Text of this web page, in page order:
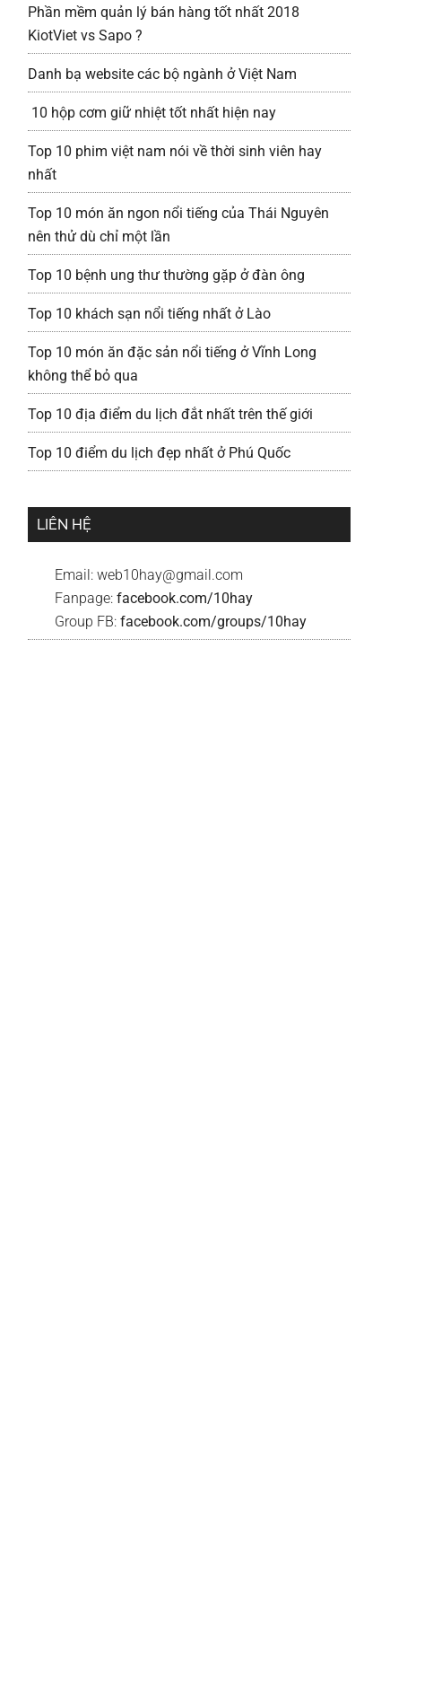
Phần mềm quản lý bán hàng tốt nhất 2018
KiotViet vs Sapo ?
Danh bạ website các bộ ngành ở Việt Nam
10 hộp cơm giữ nhiệt tốt nhất hiện nay
Top 10 phim việt nam nói về thời sinh viên hay
nhất
Top 10 món ăn ngon nổi tiếng của Thái Nguyên
nên thử dù chỉ một lần
Top 10 bệnh ung thư thường gặp ở đàn ông
Top 10 khách sạn nổi tiếng nhất ở Lào
Top 10 món ăn đặc sản nổi tiếng ở Vĩnh Long
không thể bỏ qua
Top 10 địa điểm du lịch đắt nhất trên thế giới
Top 10 điểm du lịch đẹp nhất ở Phú Quốc
LIÊN HỆ
Email: web10hay@gmail.com
Fanpage: facebook.com/10hay
Group FB: facebook.com/groups/10hay